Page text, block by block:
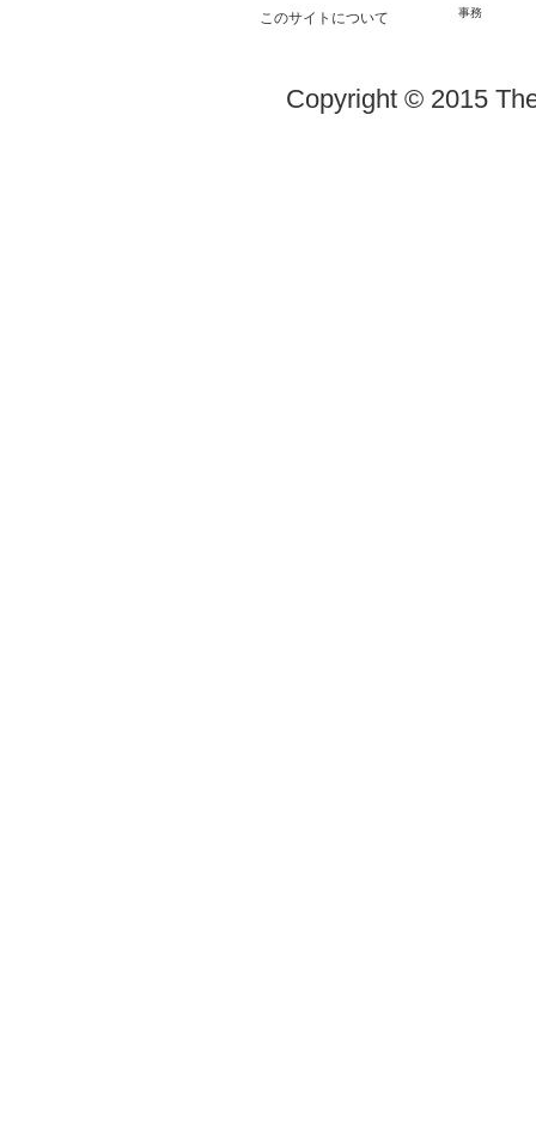
このサイトについて
事務
Copyright © 2015